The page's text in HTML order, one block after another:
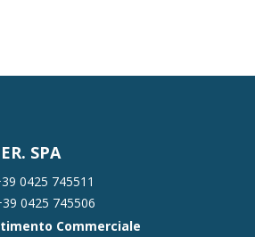
SPA
0425 745511
0425 745506
Commerciale